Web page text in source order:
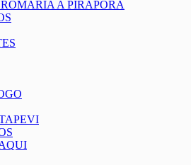
A PIRAPORA